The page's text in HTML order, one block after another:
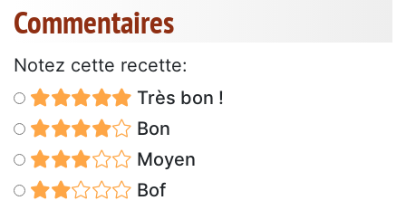
Commentaires
Notez cette recette:
Très bon !
Bon
Moyen
Bof